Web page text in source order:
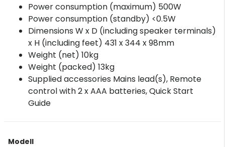
Power consumption (maximum) 500W
Power consumption (standby) <0.5W
Dimensions W x D (including speaker terminals)
x H (including feet) 431 x 344 x 98mm
Weight (net) 10kg
Weight (packed) 13kg
Supplied accessories Mains lead(s), Remote
control with 2 x AAA batteries, Quick Start
Guide
Modell